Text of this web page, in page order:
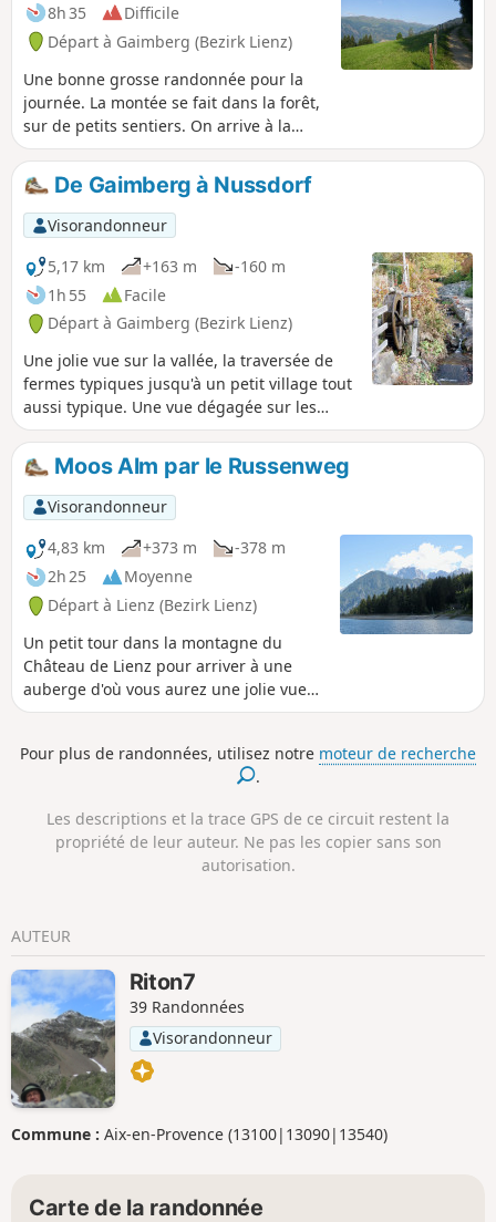
8h 35
Difficile
Départ à Gaimberg (Bezirk Lienz)
Une bonne grosse randonnée pour la
journée. La montée se fait dans la forêt,
sur de petits sentiers. On arrive à la
station de ski de Zettersfeld où il y a
possibilité de prendre le télésiège pour
monter plus haut. La descente se fait
par la ferme de Rottmann d'où l'on a
une vue splendide sur les vallées et
montagnes environnantes dont la
chaîne des Dolomites. Une vue bien
dégagée dans la descente. À la fin, on
traverse les petits villages du nord de
Lienz.
De Gaimberg à Nussdorf
Visorandonneur
5,17 km
+163 m
-160 m
1h 55
Facile
Départ à Gaimberg (Bezirk Lienz)
Une jolie vue sur la vallée, la traversée de
fermes typiques jusqu'à un petit village tout
aussi typique. Une vue dégagée sur les
montagnes de Carinthie et la dentelle des
Dolomites jusqu'à la frontière italienne.
Moos Alm par le Russenweg
Visorandonneur
4,83 km
+373 m
-378 m
2h 25
Moyenne
Départ à Lienz (Bezirk Lienz)
Un petit tour dans la montagne du
Château de Lienz pour arriver à une
auberge d'où vous aurez une jolie vue
sur la vallée et les Dolomites de Lienz.
promenade autour du lac, trekking avec
des lamas, accro-branches, luges d'été,
une piste de VTT pro. Si vous êtes
fatigué, possibilité de retourner par le
télésiège ou en luge d'été. Si vous êtes
Pour plus de randonnées, utilisez notre moteur de recherche
.
Les descriptions et la trace GPS de ce circuit restent la
propriété de leur auteur. Ne pas les copier sans son
autorisation.
AUTEUR
Riton7
39 Randonnées
Visorandonneur
Commune : Aix-en-Provence (13100|13090|13540)
Carte de la randonnée